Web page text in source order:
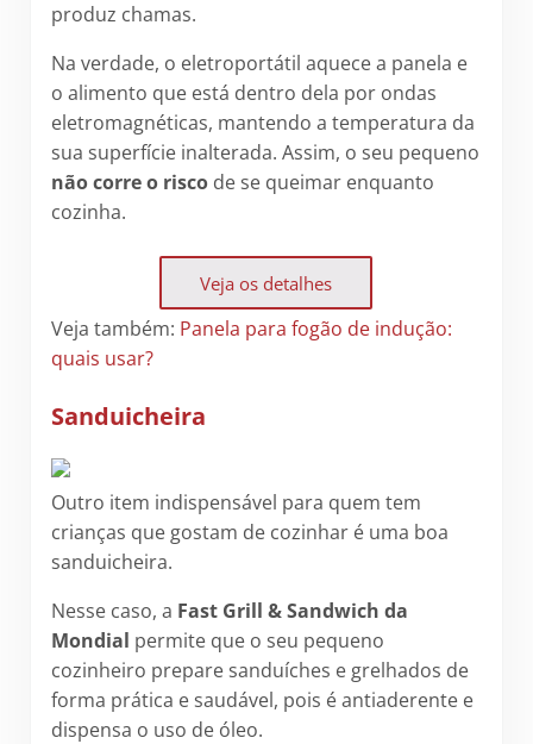
produz chamas.
Na verdade, o eletroportátil aquece a panela e
o alimento que está dentro dela por ondas
eletromagnéticas, mantendo a temperatura da
sua superfície inalterada. Assim, o seu pequeno
não corre o risco de se queimar enquanto
cozinha.
Veja os detalhes
Veja também: Panela para fogão de indução:
quais usar?
Sanduicheira
Outro item indispensável para quem tem
crianças que gostam de cozinhar é uma boa
sanduicheira.
Nesse caso, a Fast Grill & Sandwich da
Mondial permite que o seu pequeno
cozinheiro prepare sanduíches e grelhados de
forma prática e saudável, pois é antiaderente e
dispensa o uso de óleo.